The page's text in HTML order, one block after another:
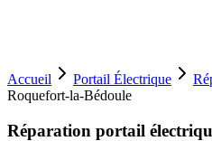
Accueil Portail Électrique
Roquefort-la-Bédoule
Réparation portail